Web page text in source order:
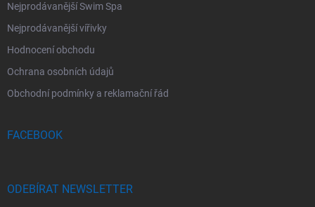
Nejprodávanější Swim Spa
Nejprodávanější vířivky
Hodnocení obchodu
Ochrana osobních údajů
Obchodní podmínky a reklamační řád
FACEBOOK
ODEBÍRAT NEWSLETTER